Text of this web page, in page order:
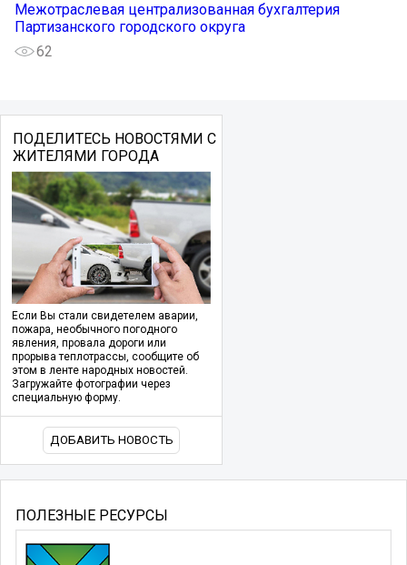
Межотраслевая централизованная бухгалтерия
Партизанского городского округа
62
ПОДЕЛИТЕСЬ НОВОСТЯМИ С
ЖИТЕЛЯМИ ГОРОДА
Если Вы стали свидетелем аварии,
пожара, необычного погодного
явления, провала дороги или
прорыва теплотрассы, сообщите об
этом в ленте народных новостей.
Загружайте фотографии через
специальную форму.
ДОБАВИТЬ НОВОСТЬ
ПОЛЕЗНЫЕ РЕСУРСЫ